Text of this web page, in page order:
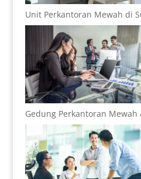
Unit Perkantoran Mewah di
Gedung Perkantoran Mewah